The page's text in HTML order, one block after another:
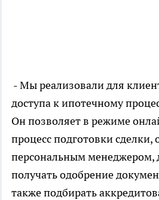
- Мы реализовали для
доступа к ипотечному
Он позволяет в режиме
процесс подготовки сделки,
персональным менеджером,
получать одобрение
также подбирать